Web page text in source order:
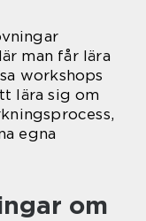
man får lära
workshops
lära sig om
egna
om